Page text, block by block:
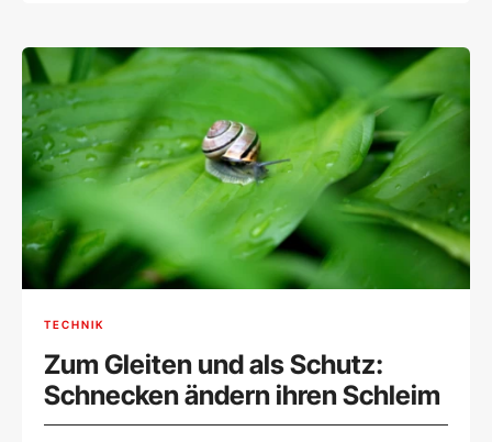
TECHNIK
Zum Gleiten und als Schutz:
Schnecken ändern ihren Schleim